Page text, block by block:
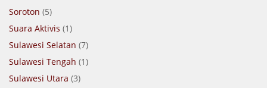
Soroton (5)
Suara Aktivis (1)
Sulawesi Selatan (7)
Sulawesi Tengah (1)
Sulawesi Utara (3)